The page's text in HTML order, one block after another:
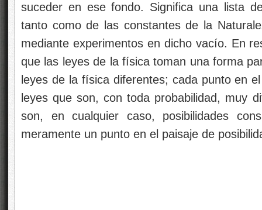
suceder en ese fondo. Significa una lista
tanto como de las constantes de la
mediante experimentos en dicho vacío. En
que las leyes de la física toman una forma
leyes de la física diferentes; cada punto en
leyes que son, con toda probabilidad, muy
son, en cualquier caso, posibilidades
meramente un punto en el paisaje de